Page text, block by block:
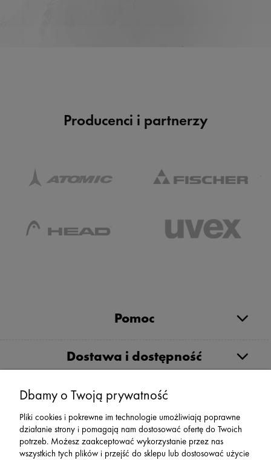
Producenci i partnerzy
Pomoc
Dostawa i dostępność
Moje konto
Serwis
Dbamy o Twoją prywatność
Pliki cookies i pokrewne im technologie umożliwiają poprawne
działanie strony i pomagają nam dostosować ofertę do Twoich
potrzeb. Możesz zaakceptować wykorzystanie przez nas
wszystkich tych plików i przejść do sklepu lub dostosować użycie